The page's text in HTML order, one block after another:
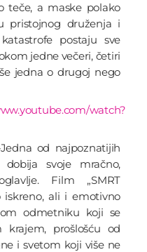
teče, a maske polako
pristojnog druženja i
postaju sve
jedne večeri, četiri
jedna o drugoj nego
watch?
Jedna od najpoznatijih
svoje mračno,
Film „SMRT
iskreno, ali i emotivno
odmetniku koji se
krajem, prošlošću od
i svetom koji više ne